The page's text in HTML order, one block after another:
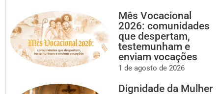
Mês Vocacional
2026: comunidades
que despertam,
testemunham e
enviam vocações
1 de agosto de 2026
Dignidade da Mulher